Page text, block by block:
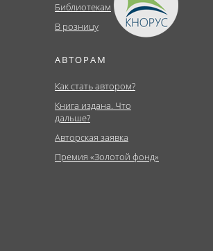
Библиотекам
В розницу
АВТОРАМ
Как стать автором?
Книга издана. Что
дальше?
Авторская заявка
Премия «Золотой фонд»